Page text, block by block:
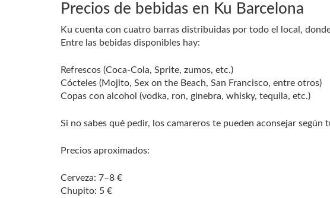
Precios de bebidas en Ku Barcelona
Ku cuenta con cuatro barras distribuidas por todo el local,
Entre las bebidas disponibles hay:
Refrescos (Coca-Cola, Sprite, zumos, etc.)
Cócteles (Mojito, Sex on the Beach, San Francisco, entre otros)
Copas con alcohol (vodka, ron, ginebra, whisky, tequila, etc.)
Si no sabes qué pedir, los camareros te pueden aconsejar según
Precios aproximados:
Cerveza: 7–8 €
Chupito: 5 €